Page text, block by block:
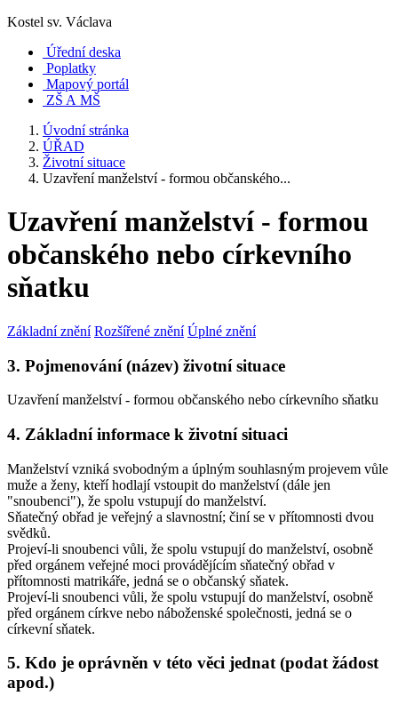
Kostel sv. Václava
Úřední deska
Poplatky
Mapový portál
ZŠ A MŠ
Úvodní stránka
ÚŘAD
Životní situace
Uzavření manželství - formou občanského...
Uzavření manželství - formou
občanského nebo církevního
sňatku
Základní znění Rozšířené znění Úplné znění
3. Pojmenování (název) životní situace
Uzavření manželství - formou občanského nebo církevního sňatku
4. Základní informace k životní situaci
Manželství vzniká svobodným a úplným souhlasným projevem vůle
muže a ženy, kteří hodlají vstoupit do manželství (dále jen
"snoubenci"), že spolu vstupují do manželství.
Sňatečný obřad je veřejný a slavnostní; činí se v přítomnosti dvou
svědků.
Projeví-li snoubenci vůli, že spolu vstupují do manželství, osobně
před orgánem veřejné moci provádějícím sňatečný obřad v
přítomnosti matrikáře, jedná se o občanský sňatek.
Projeví-li snoubenci vůli, že spolu vstupují do manželství, osobně
před orgánem církve nebo náboženské společnosti, jedná se o
církevní sňatek.
5. Kdo je oprávněn v této věci jednat (podat žádost
apod.)